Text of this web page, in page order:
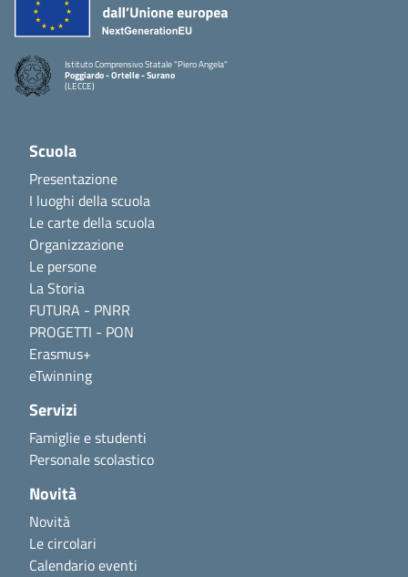
Istituto Comprensivo Statale "Piero Angela"
Poggiardo - Ortelle - Surano
(LECCE)
Scuola
Presentazione
I luoghi della scuola
Le carte della scuola
Organizzazione
Le persone
La Storia
FUTURA - PNRR
PROGETTI - PON
Erasmus+
eTwinning
Servizi
Famiglie e studenti
Personale scolastico
Novità
Novità
Le circolari
Calendario eventi